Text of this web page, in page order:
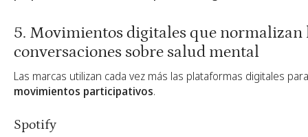
5. Movimientos digitales que normalizan
conversaciones sobre salud mental
Las marcas utilizan cada vez más las plataformas digitales
movimientos participativos.
Spotify